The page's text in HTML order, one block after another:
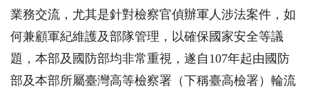
業務交流，尤其是針對檢察官偵辦軍人涉法案件，如
何兼顧軍紀維護及部隊管理，以確保國家安全等議
題，本部及國防部均非常重視，遂自 107年起由國防
部及本部所屬臺灣高等檢察署（下稱臺高檢署）輪流